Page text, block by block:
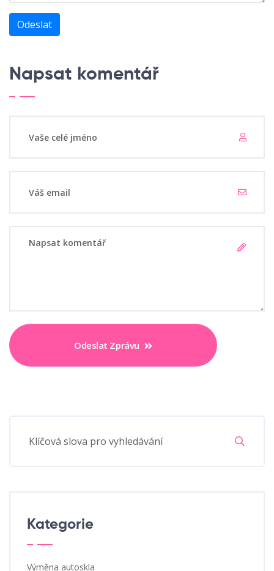
Odeslat
Napsat komentář
Odeslat Zprávu
Kategorie
Výměna autoskla